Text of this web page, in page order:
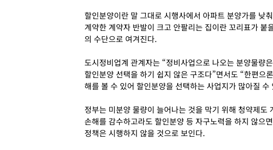
할인분양이란 말 그대로 시행사에서 아파트 분양가를 낮
계약한 계약자 반발이 크고 안팔리는 집이란 꼬리표가 붙
의 수단으로 여겨진다.
도시정비업계 관계자는 “정비사업으로 나오는 분양물량
할인분양 선택을 하기 쉽지 않은 구조다”면서도 “한편으
해를 볼 수 있어 할인분양을 선택하는 사업지가 많아질 수
정부는 미분양 물량이 늘어나는 것을 막기 위해 청약제도
손해를 감수하고라도 할인분양 등 자구노력을 하지 않으
정책은 시행하지 않을 것으로 보인다.